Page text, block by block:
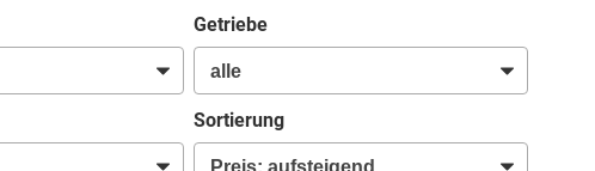
Getriebe
Sortierung